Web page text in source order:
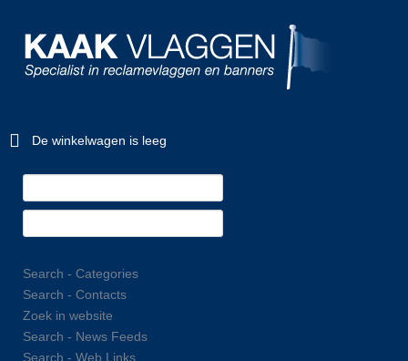
De winkelwagen is leeg
Search - Categories
Search - Contacts
Zoek in website
Search - News Feeds
Search - Web Links